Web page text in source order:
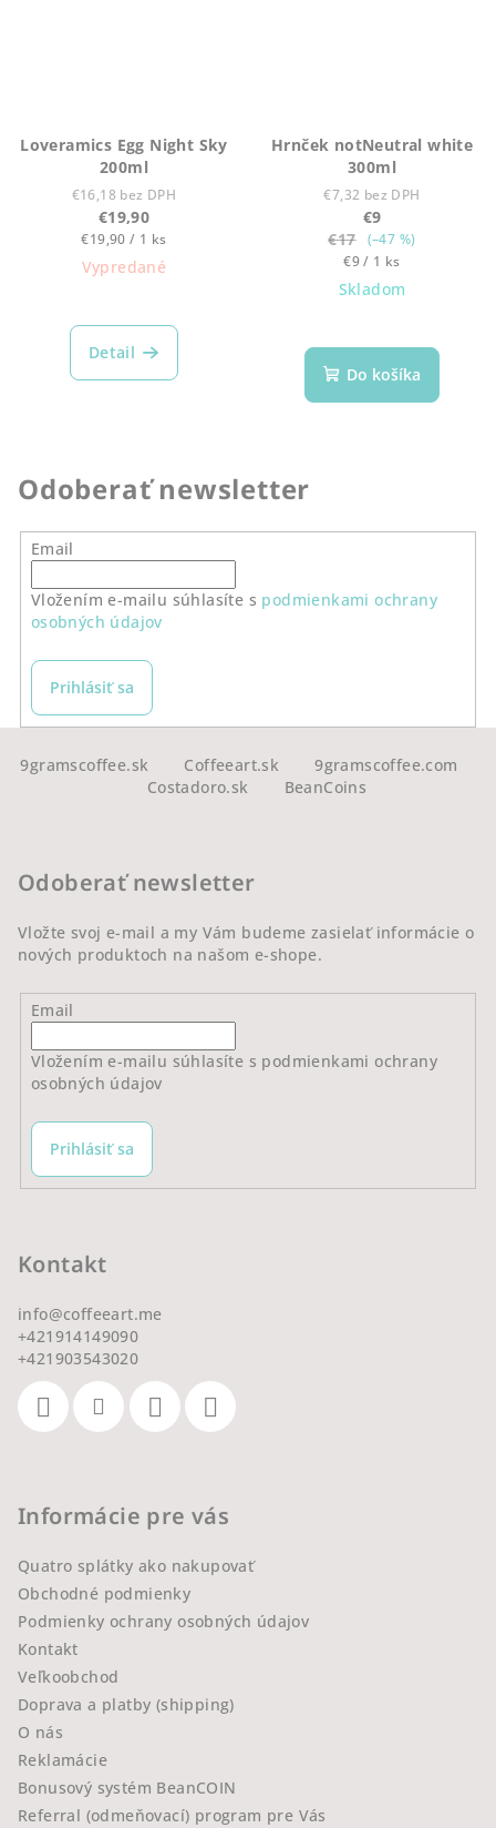
Loveramics Egg Night Sky
200ml
€16,18 bez DPH
€19,90
Jednotková
cena:
€19,90 / 1 ks
Vypredané
Detail
Hrnček notNeutral white
300ml
€7,32 bez DPH
€9
€17
(–47 %)
Jednotková
cena:
€9 / 1 ks
Skladom
Do košíka
Odoberať newsletter
Email
Vložením e-mailu súhlasíte s podmienkami ochrany
osobných údajov
Prihlásiť sa
9gramscoffee.sk Coffeeart.sk
9gramscoffee.com
Costadoro.sk
BeanCoins
Odoberať newsletter
Vložte svoj e-mail a my Vám budeme zasielať informácie o
nových produktoch na našom e-shope.
Email
Vložením e-mailu súhlasíte s podmienkami ochrany
osobných údajov
Prihlásiť sa
Kontakt
info@coffeeart.me
+421914149090
+421903543020
Informácie pre vás
Quatro splátky ako nakupovať
Obchodné podmienky
Podmienky ochrany osobných údajov
Kontakt
Veľkoobchod
Doprava a platby (shipping)
O nás
Reklamácie
Bonusový systém BeanCOIN
Referral (odmeňovací) program pre Vás